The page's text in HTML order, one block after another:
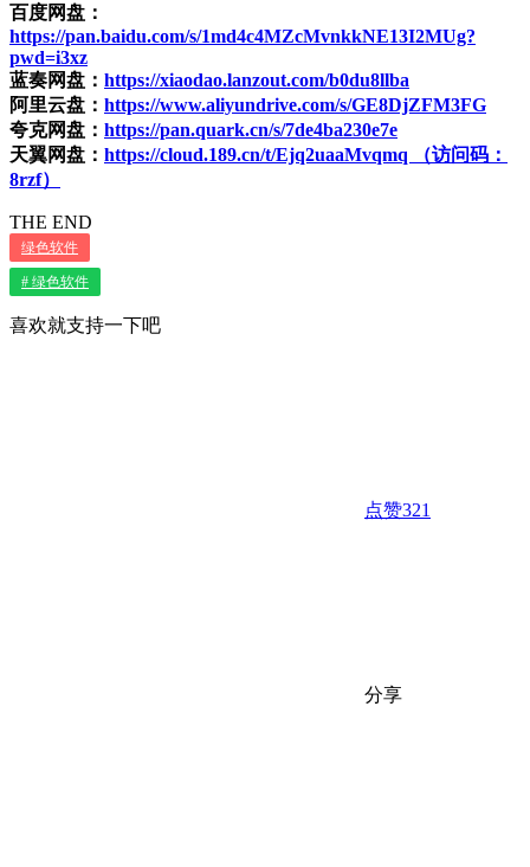
百度网盘：
https://pan.baidu.com/s/1md4c4MZcMvnkkNE13I2MUg?
pwd=i3xz
蓝奏网盘： https://xiaodao.lanzout.com/b0du8llba
阿里云盘： https://www.aliyundrive.com/s/GE8DjZFM3FG
夸克网盘： https://pan.quark.cn/s/7de4ba230e7e
天翼网盘： https://cloud.189.cn/t/Ejq2uaaMvqmq （访问码：
8rzf）
THE END
绿色软件
# 绿色软件
喜欢就支持一下吧
点赞321
分享